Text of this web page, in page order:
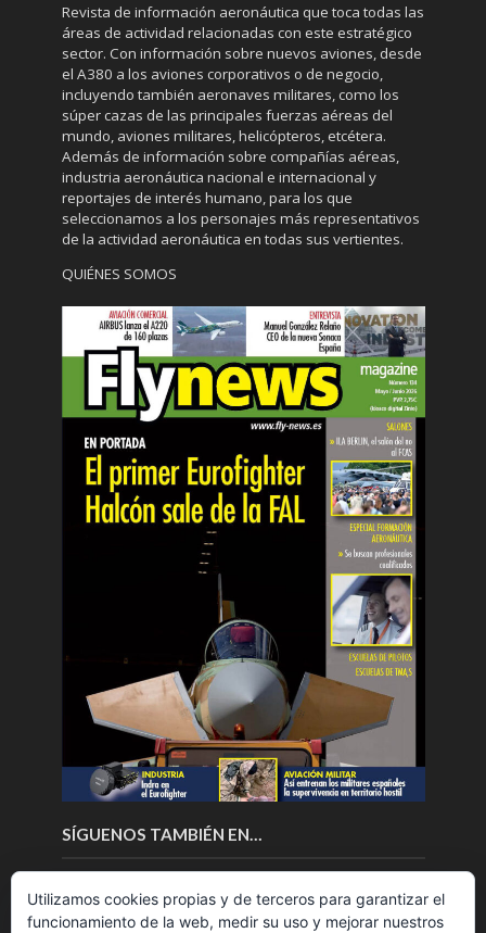
Revista de información aeronáutica que toca todas las
áreas de actividad relacionadas con este estratégico
sector. Con información sobre nuevos aviones, desde
el A380 a los aviones corporativos o de negocio,
incluyendo también aeronaves militares, como los
súper cazas de las principales fuerzas aéreas del
mundo, aviones militares, helicópteros, etcétera.
Además de información sobre compañías aéreas,
industria aeronáutica nacional e internacional y
reportajes de interés humano, para los que
seleccionamos a los personajes más representativos
de la actividad aeronáutica en todas sus vertientes.
QUIÉNES SOMOS
SÍGUENOS TAMBIÉN EN…
Utilizamos cookies propias y de terceros para garantizar el
funcionamiento de la web, medir su uso y mejorar nuestros